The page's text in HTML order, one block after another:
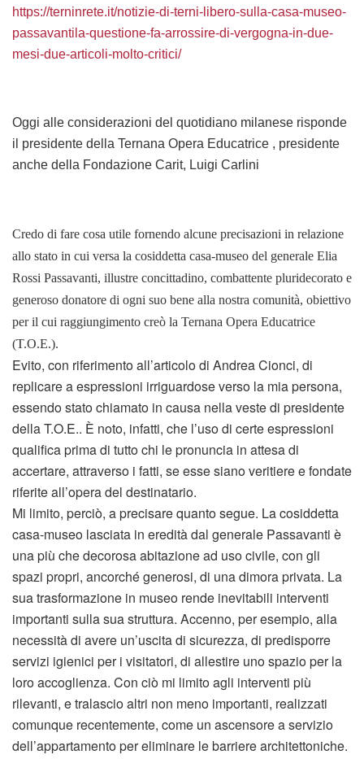
https://terninrete.it/notizie-di-terni-libero-sulla-casa-museo-
passavantila-questione-fa-arrossire-di-vergogna-in-due-
mesi-due-articoli-molto-critici/
Oggi alle considerazioni del quotidiano milanese risponde
il presidente della Ternana Opera Educatrice , presidente
anche della Fondazione Carit, Luigi Carlini
Credo di fare cosa utile fornendo alcune precisazioni in relazione
allo stato in cui versa la cosiddetta casa-museo del generale Elia
Rossi Passavanti, illustre concittadino, combattente pluridecorato e
generoso donatore di ogni suo bene alla nostra comunità, obiettivo
per il cui raggiungimento creò la Ternana Opera Educatrice
(T.O.E.).
Evito, con riferimento all’articolo di Andrea Cionci, di
replicare a espressioni irriguardose verso la mia persona,
essendo stato chiamato in causa nella veste di presidente
della T.O.E.. È noto, infatti, che l’uso di certe espressioni
qualifica prima di tutto chi le pronuncia in attesa di
accertare, attraverso i fatti, se esse siano veritiere e fondate
riferite all’opera del destinatario.
Mi limito, perciò, a precisare quanto segue. La cosiddetta
casa-museo lasciata in eredità dal generale Passavanti è
una più che decorosa abitazione ad uso civile, con gli
spazi propri, ancorché generosi, di una dimora privata. La
sua trasformazione in museo rende inevitabili interventi
importanti sulla sua struttura. Accenno, per esempio, alla
necessità di avere un’uscita di sicurezza, di predisporre
servizi igienici per i visitatori, di allestire uno spazio per la
loro accoglienza. Con ciò mi limito agli interventi più
rilevanti, e tralascio altri non meno importanti, realizzati
comunque recentemente, come un ascensore a servizio
dell’appartamento per eliminare le barriere architettoniche.